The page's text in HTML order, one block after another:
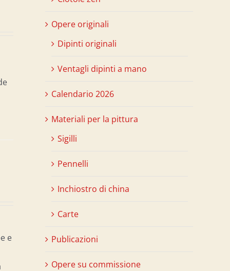
e
Opere originali
Dipinti originali
Ventagli dipinti a mano
Calendario 2026
Materiali per la pittura
Sigilli
Pennelli
Inchiostro di china
Carte
Publicazioni
Opere su commissione